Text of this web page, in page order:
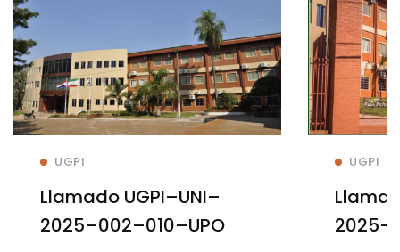
UGPI
Llamado UGPI–UNI–
2025–002–010–UPO
UGPI